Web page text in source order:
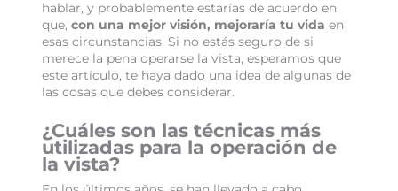
hablar, y probablemente estarías de acuerdo en
que,con una mejor visión, mejoraría tu vida en
esas circunstancias. Si no estás seguro de si
merece la pena operarse la vista, esperamos que
este artículo, te haya dado una idea de algunas de
las cosas que debes considerar.
¿Cuáles son las técnicas más
utilizadas para la operación de
la vista?